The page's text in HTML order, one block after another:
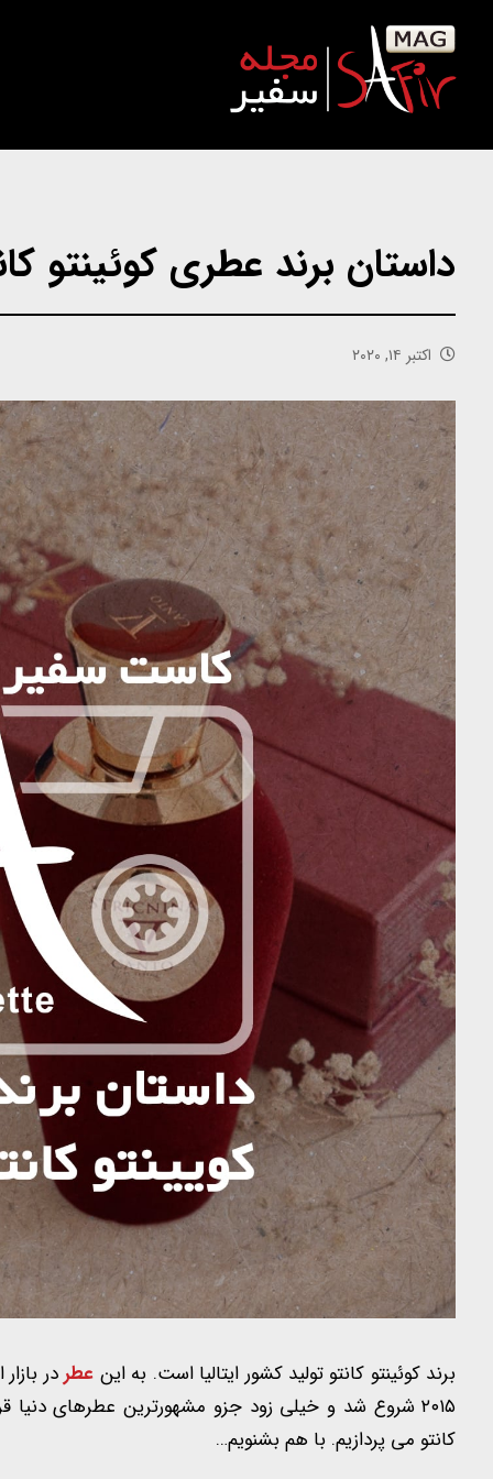
داستان برند عطری کوئینتو
اکتبر ۱۴, ۲۰۲۰
برند کوئینتو کانتو تولید کشور ایتالیا است. به این عطردر
۲۰۱۵ شروع شد و خیلی زود جزو مشهورترین عطرهای
کانتو می پردازیم. با هم بشنویم…